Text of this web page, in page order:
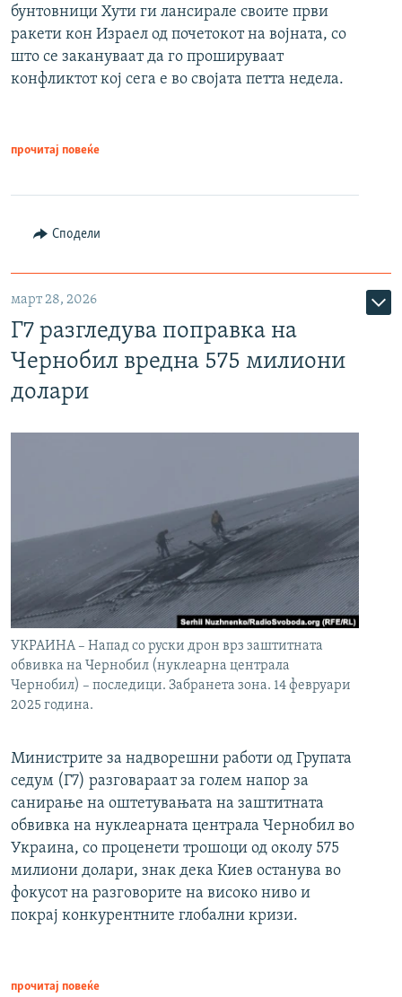
бунтовници Хути ги лансирале своите први
ракети кон Израел од почетокот на војната, со
што се закануваат да го прошируваат
конфликтот кој сега е во својата петта недела.
прочитај повеќе
Сподели
март 28, 2026
Г7 разгледува поправка на
Чернобил вредна 575 милиони
долари
УКРАИНА – Напад со руски дрон врз заштитната
обвивка на Чернобил (нуклеарна централа
Чернобил) – последици. Забранета зона. 14 февруари
2025 година.
Министрите за надворешни работи од Групата
седум (Г7) разговараат за голем напор за
санирање на оштетувањата на заштитната
обвивка на нуклеарната централа Чернобил во
Украина, со проценети трошоци од околу 575
милиони долари, знак дека Киев останува во
фокусот на разговорите на високо ниво и
покрај конкурентните глобални кризи.
прочитај повеќе